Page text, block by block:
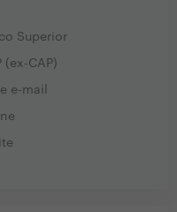
Superior
(ex-CAP)
e-mail